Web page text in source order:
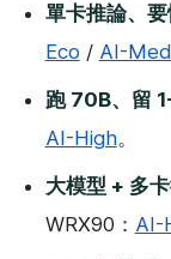
單卡推論、
Eco / AI-
跑 70B、留
AI-High。
大模型 + 多
WRX90： AI-